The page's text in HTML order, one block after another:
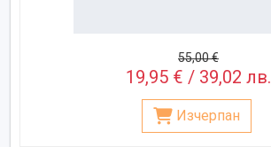
55,00 €
19,95 € / 39,02 лв.
Изчерпан